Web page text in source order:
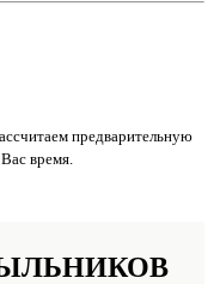
предварительную
время.